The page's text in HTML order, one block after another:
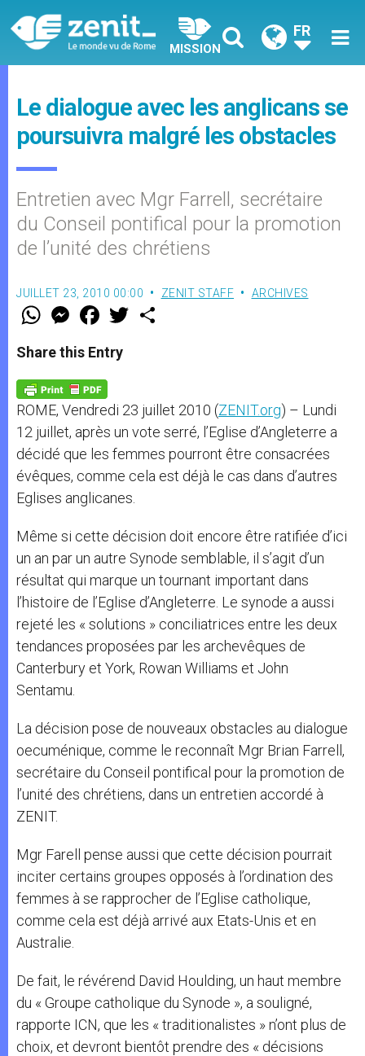
MISSION
FR
Le dialogue avec les anglicans se
poursuivra malgré les obstacles
Entretien avec Mgr Farrell, secrétaire
du Conseil pontifical pour la promotion
de l’unité des chrétiens
JUILLET 23, 2010 00:00 ZENIT STAFF ARCHIVES
W
t
s
p
p
M
e
s
e
g
e
r
F
a
e
b
o
k
w
Share this Entry
ROME, Vendredi 23 juillet 2010 (ZENIT.org) – Lundi
12 juillet, après un vote serré, l’Eglise d’Angleterre a
décidé que les femmes pourront être consacrées
évêques, comme cela est déjà le cas dans d’autres
Eglises anglicanes.
Même si cette décision doit encore être ratifiée d’ici
un an par un autre Synode semblable, il s’agit d’un
résultat qui marque un tournant important dans
l’histoire de l’Eglise d’Angleterre. Le synode a aussi
rejeté les « solutions » conciliatrices entre les deux
tendances proposées par les archevêques de
Canterbury et York, Rowan Williams et John
Sentamu.
La décision pose de nouveaux obstacles au dialogue
oecuménique, comme le reconnaît Mgr Brian Farrell,
secrétaire du Conseil pontifical pour la promotion de
l’unité des chrétiens, dans un entretien accordé à
ZENIT.
Mgr Farell pense aussi que cette décision pourrait
inciter certains groupes opposés à l’ordination des
femmes à se rapprocher de l’Eglise catholique,
comme cela est déjà arrivé aux Etats-Unis et en
Australie.
De fait, le révérend David Houlding, un haut membre
du « Groupe catholique du Synode », a souligné,
rapporte ICN, que les « traditionalistes » n’ont plus de
choix, et devront bientôt prendre des « décisions